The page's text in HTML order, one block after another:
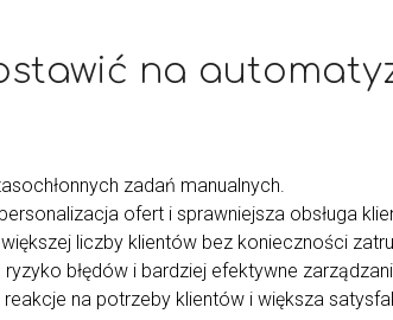
na
zadań manualnych.
ofert i sprawniejsza obsługa
liczby klientów bez konieczności
ryzyko błędów i bardziej efektywne
reakcje na potrzeby klientów i większa